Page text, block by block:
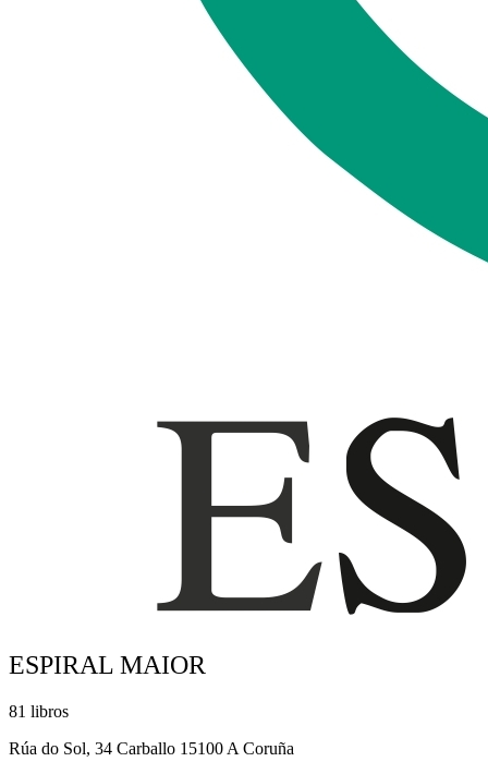
ESPIRAL MAIOR
81 libros
Rúa do Sol, 34 Carballo 15100 A Coruña